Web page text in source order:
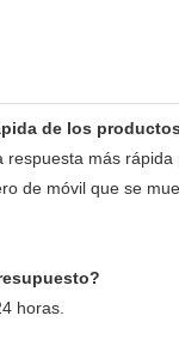
de los
más
de móvil que se
horas.